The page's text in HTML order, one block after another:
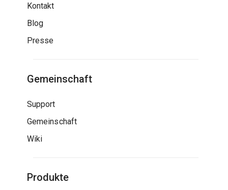
Kontakt
Blog
Presse
Gemeinschaft
Support
Gemeinschaft
Wiki
Produkte